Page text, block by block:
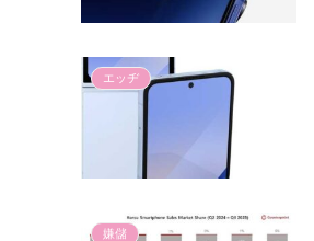
エッヂ
嫌儲